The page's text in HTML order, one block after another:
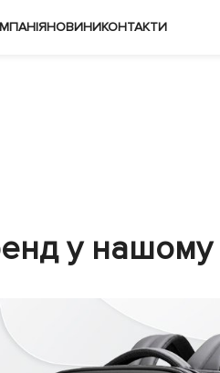
НОВИНИКОНТАКТИ
у нашому